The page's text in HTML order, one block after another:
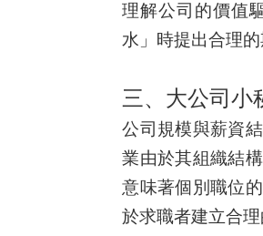
理解公司的價值
水」時提出合理的
三、大公司小
公司規模與薪資
業由於其組織結
意味著個別職位
於求職者建立合理